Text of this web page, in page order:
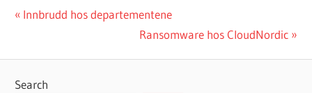
Post
Previous
Innbrudd hos departementene
Next
Ransomware hos CloudNordic
Search